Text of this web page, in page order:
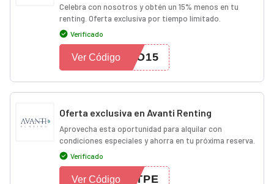
Celebra con nosotros y obtén un 15% menos en tu
renting. Oferta exclusiva por tiempo limitado.
Verificado
IO15
Ver Código
Oferta exclusiva en Avanti Renting
Aprovecha esta oportunidad para alquilar con
condiciones especiales y ahorra en tu próxima reserva.
Verificado
STPE
Ver Código